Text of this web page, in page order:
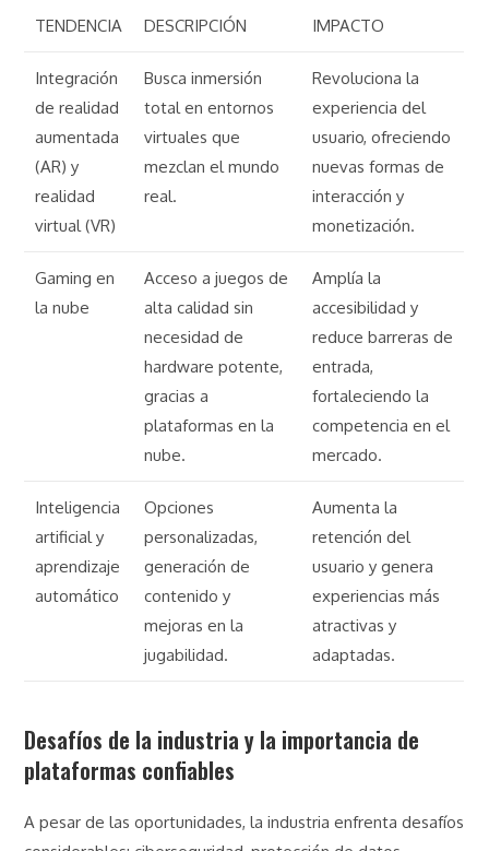
TENDENCIA DESCRIPCIÓN IMPACTO
Integración
de realidad
aumentada
(AR) y
realidad
virtual (VR)
Busca inmersión
total en entornos
virtuales que
mezclan el mundo
real.
Revoluciona la
experiencia del
usuario, ofreciendo
nuevas formas de
interacción y
monetización.
Gaming en
la nube
Acceso a juegos de
alta calidad sin
necesidad de
hardware potente,
gracias a
plataformas en la
nube.
Amplía la
accesibilidad y
reduce barreras de
entrada,
fortaleciendo la
competencia en el
mercado.
Inteligencia
artificial y
aprendizaje
automático
Opciones
personalizadas,
generación de
contenido y
mejoras en la
jugabilidad.
Aumenta la
retención del
usuario y genera
experiencias más
atractivas y
adaptadas.
Desafíos de la industria y la importancia de
plataformas confiables
A pesar de las oportunidades, la industria enfrenta desafíos